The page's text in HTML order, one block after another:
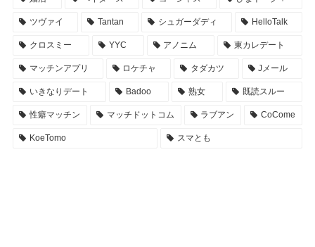
ツヴァイ Tantan シュガーダディ HelloTalk
クロスミー YYC アノニム 東カレデート
マッチンアプリ ロケチャ タダカツ Jメール
いきなりデート Badoo 熟女 既読スルー
性癖マッチン マッチドットコム ラブアン CoCome
KoeTomo スマとも